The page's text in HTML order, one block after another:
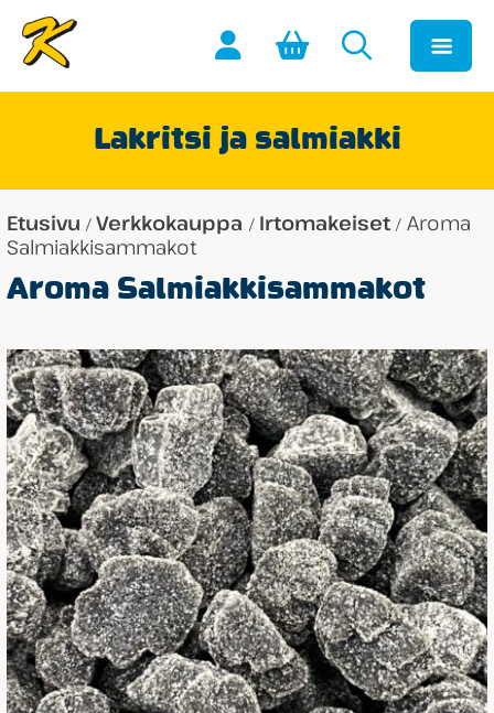
Lakritsi ja salmiakki
Etusivu / Verkkokauppa / Irtomakeiset / Aroma
Salmiakkisammakot
Aroma Salmiakkisammakot